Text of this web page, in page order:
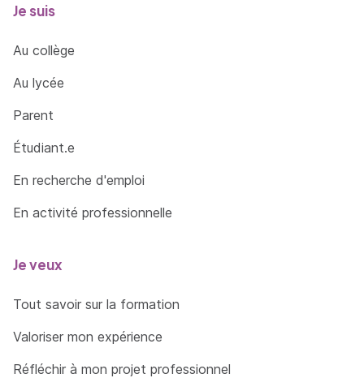
Je suis
Au collège
Au lycée
Parent
Étudiant.e
En recherche d'emploi
En activité professionnelle
Je veux
Tout savoir sur la formation
Valoriser mon expérience
Réfléchir à mon projet professionnel